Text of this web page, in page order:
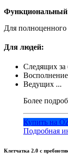
Функциональный
Для полноценного
Для людей:
Следящих за
Ведущих ...
Более
Купить на
Подробная
Клетчатка 2.0 с